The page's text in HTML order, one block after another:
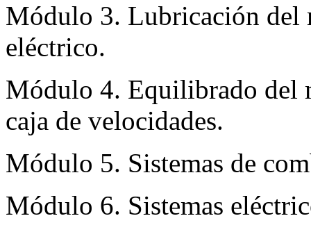
Módulo 3. Lubricación del
eléctrico.
Módulo 4. Equilibrado del
caja de velocidades.
Módulo 5. Sistemas de
Módulo 6. Sistemas